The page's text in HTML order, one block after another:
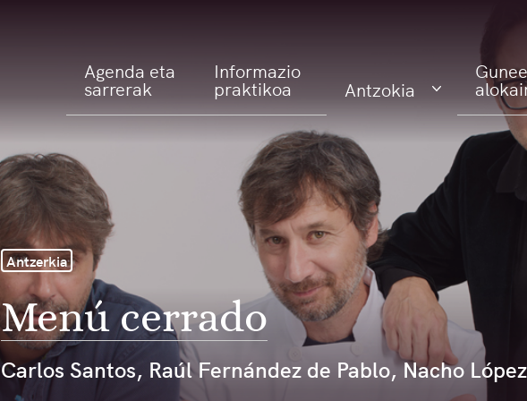
Agenda eta
sarrerak
Informazio
praktikoa Antzokia
Antzerkia
Menú cerrado
Carlos Santos, Raúl Fernández de Pablo, Nacho López